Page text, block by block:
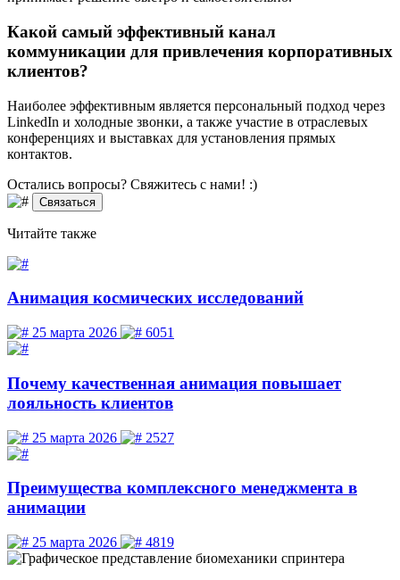
Какой самый эффективный канал
коммуникации для привлечения корпоративных
клиентов?
Наиболее эффективным является персональный подход через
LinkedIn и холодные звонки, а также участие в отраслевых
конференциях и выставках для установления прямых
контактов.
Остались вопросы? Свяжитесь с нами! :)
Связаться
Читайте также
Анимация космических исследований
25 марта 2026 6051
Почему качественная анимация повышает
лояльность клиентов
25 марта 2026 2527
Преимущества комплексного менеджмента в
анимации
25 марта 2026 4819